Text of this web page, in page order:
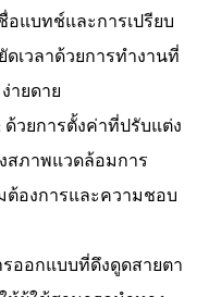
อแบทช์และการเปรียบ
เวลาด้วยการทำงานที่
ายดาย
วยการตั้งค่าที่ปรับแต่ง
สภาพแวดล้อมการ
ต้องการและความชอบ
ออกแบบที่ดึงดูดสายตา